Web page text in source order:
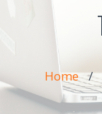
Home /